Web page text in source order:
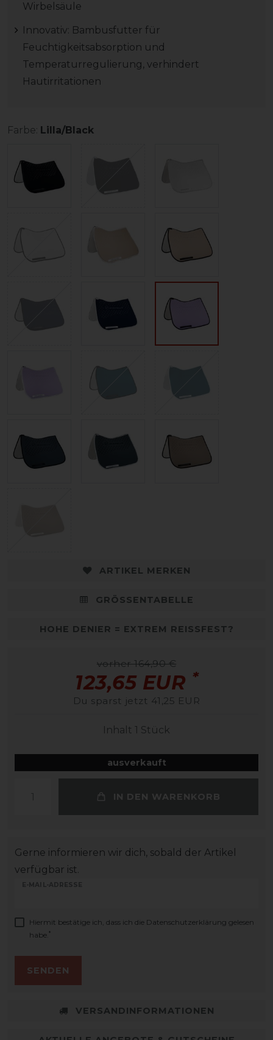
Wirbelsäule
Innovativ: Bambusfutter für
Feuchtigkeitsabsorption und
Temperaturregulierung, verhindert
Hautirritationen
Farbe: Lilla/Black
ARTIKEL MERKEN
GRÖSSENTABELLE
HOHE DENIER = EXTREM REISSFEST?
vorher 164,90 €
123,65 EUR *
Du sparst jetzt 41,25 EUR
Inhalt 1 Stück
ausverkauft
IN DEN WARENKORB
Gerne informieren wir dich, sobald der Artikel
verfügbar ist.
E-MAIL-ADRESSE
Hiermit bestätige ich, dass ich die Daten­schutz­erklärung gelesen
habe. *
SENDEN
VERSANDINFORMATIONEN